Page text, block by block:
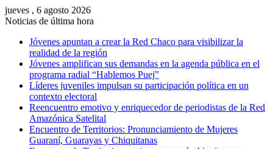
jueves , 6 agosto 2026
Noticias de última hora
Jóvenes apuntan a crear la Red Chaco para visibilizar la
realidad de la región
Jóvenes amplifican sus demandas en la agenda pública en el
programa radial “Hablemos Puej”
Líderes juveniles impulsan su participación política en un
contexto electoral
Reencuentro emotivo y enriquecedor de periodistas de la Red
Amazónica Satelital
Encuentro de Territorios: Pronunciamiento de Mujeres
Guaraní, Guarayas y Chiquitanas